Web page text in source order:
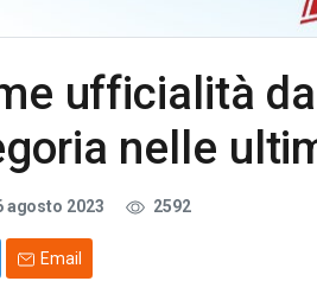
ufficialità
nelle
agosto 2023 2592
Email